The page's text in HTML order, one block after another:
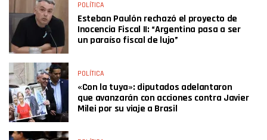
POLÍTICA
Esteban Paulón rechazó el proyecto de
Inocencia Fiscal II: “Argentina pasa a ser
un paraíso fiscal de lujo”
POLÍTICA
«Con la tuya»: diputados adelantaron
que avanzarán con acciones contra Javier
Milei por su viaje a Brasil